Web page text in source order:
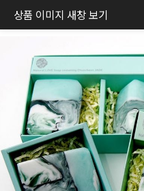
상품 이미지 새창 보기